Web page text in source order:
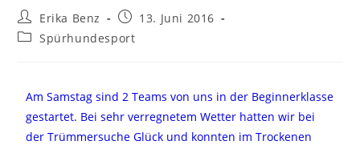
Erika Benz
13. Juni 2016
Spürhundesport
Am Samstag sind 2 Teams von uns in der Beginnerklasse
gestartet. Bei sehr verregnetem Wetter hatten wir bei
der Trümmersuche Glück und konnten im Trockenen